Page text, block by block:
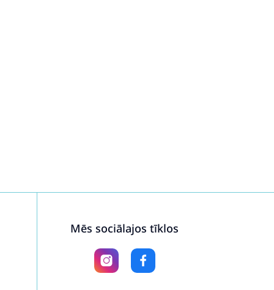
Mēs sociālajos tīklos